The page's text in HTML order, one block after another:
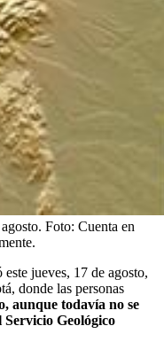
Foto: Cuenta en
jueves, 17 de agosto,
donde las personas
aunque todavía no se
Geológico